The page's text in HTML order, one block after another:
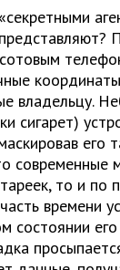
владельцу.
сигарет)
его
то и по
времени
состоянии